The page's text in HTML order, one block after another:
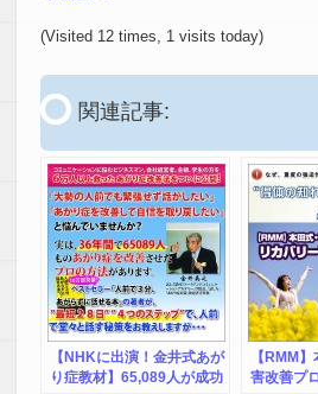
(Visited 12 times, 1 visits today)
関連記事:
【NHKに出演！金井式あが
り症教材】65,089人が成功
【RMM
害改善プ